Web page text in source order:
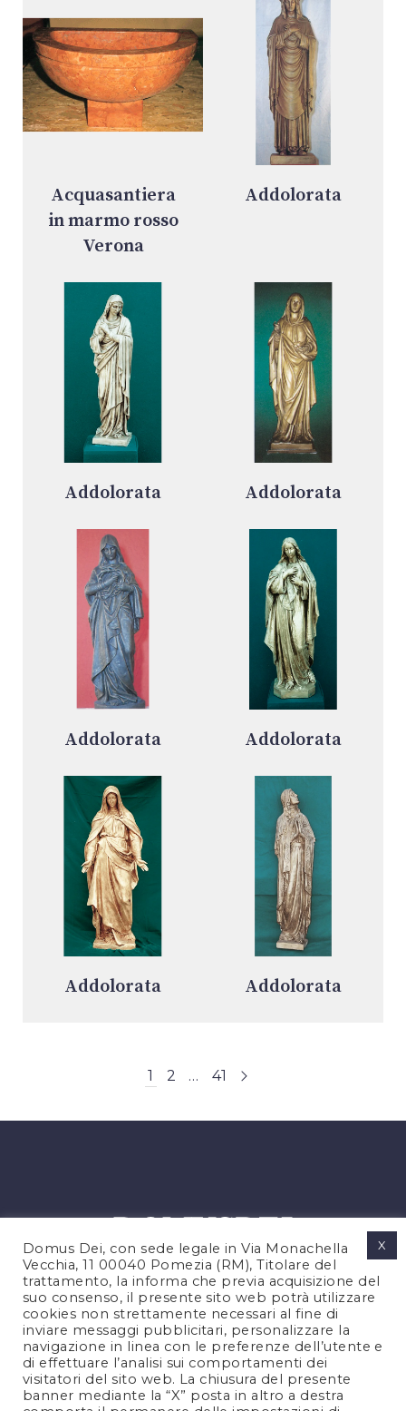
Acquasantiera
in marmo rosso
Verona
Addolorata
Addolorata Addolorata
Addolorata Addolorata
Addolorata Addolorata
1 2 … 41
PRIVACY POLICY
COOKIES POLICY
NOTE LEGALI
CONTATTACI
Domus Dei, con sede legale in Via Monachella
Vecchia, 11 00040 Pomezia (RM), Titolare del
trattamento, la informa che previa acquisizione del
suo consenso, il presente sito web potrà utilizzare
cookies non strettamente necessari al fine di
inviare messaggi pubblicitari, personalizzare la
navigazione in linea con le preferenze dell’utente e
di effettuare l’analisi sui comportamenti dei
visitatori del sito web. La chiusura del presente
banner mediante la “X” posta in altro a destra
X